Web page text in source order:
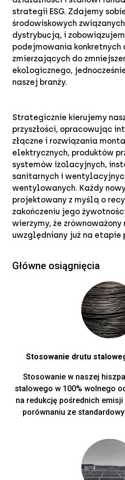
strategii ESG. Zdajemy
środowiskowych
dystrybucją, i
podejmowania konkretnych
zmierzających do
ekologicznego,
naszej branży.
Strategicznie kierujemy
przyszłości, opracowując
złączne i rozwiązania
elektrycznych, produktów
systemów izolacyjnych,
sanitarnych i
wentylowanych. Każdy
projektowany z myślą o
zakończeniu jego
wierzymy, że
uwzględniany już na etapie
Główne osiągnięcia
Stosowanie drutu
Stosowanie w naszej
stalowego w 100% wolnego
na redukcję pośrednich emisji
porównaniu ze